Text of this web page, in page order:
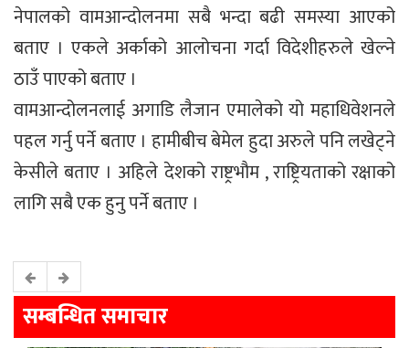
नेपालको वामआन्दोलनमा सबै भन्दा बढी समस्या आएको
बताए । एकले अर्काको आलोचना गर्दा विदेशीहरुले खेल्ने
ठाउँ पाएको बताए ।
वामआन्दोलनलाई अगाडि लैजान एमालेको यो महाधिवेशनले
पहल गर्नु पर्ने बताए । हामीबीच बेमेल हुदा अरुले पनि लखेट्ने
केसीले बताए । अहिले देशको राष्ट्रभौम , राष्ट्रियताको रक्षाको
लागि सबै एक हुनु पर्ने बताए ।
सम्बन्धित समाचार